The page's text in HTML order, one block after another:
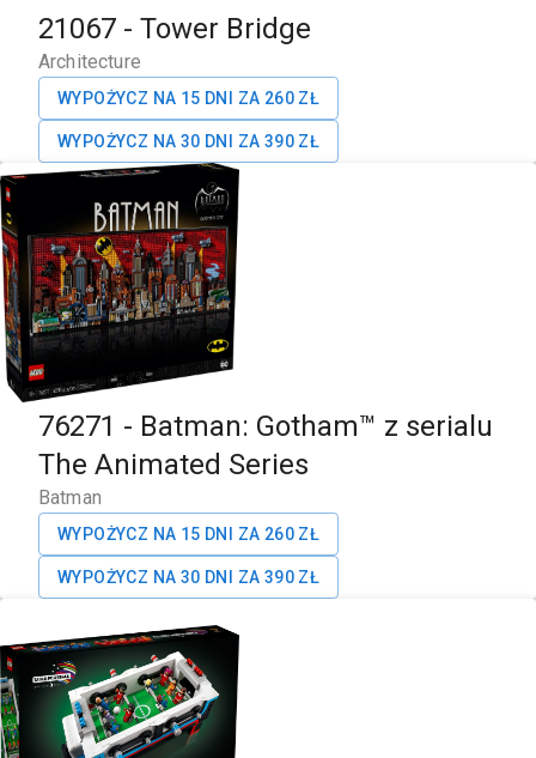
21067 - Tower Bridge
Architecture
WYPOŻYCZ NA 15 DNI ZA 260 ZŁ
WYPOŻYCZ NA 30 DNI ZA 390 ZŁ
76271 - Batman: Gotham™ z serialu
The Animated Series
Batman
WYPOŻYCZ NA 15 DNI ZA 260 ZŁ
WYPOŻYCZ NA 30 DNI ZA 390 ZŁ